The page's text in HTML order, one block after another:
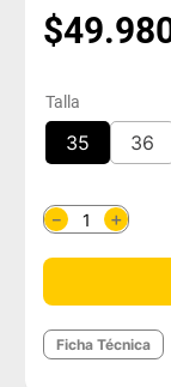
$49.
Talla
35 36
＋
－
Ficha Técnica